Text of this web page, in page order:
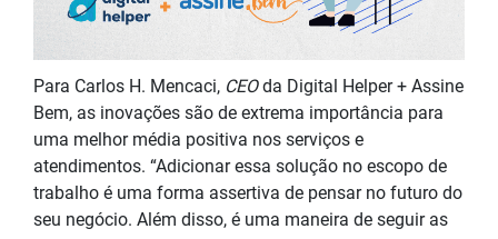
Para Carlos H. Mencaci, CEOda Digital Helper + Assine
Bem, as inovações são de extrema importância para
uma melhor média positiva nos serviços e
atendimentos. “Adicionar essa solução no escopo de
trabalho é uma forma assertiva de pensar no futuro do
seu negócio. Além disso, é uma maneira de seguir as